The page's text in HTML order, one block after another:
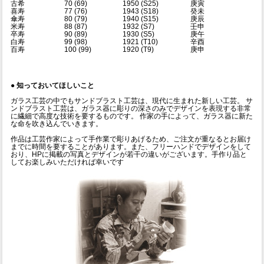
古希 70 (69) 1950 (S25)
庚寅
喜寿
77 (76) 1943 (S18)
癸未
傘寿
80 (79) 1940 (S15)
庚辰
米寿
88 (87) 1932 (S7)
壬申
卒寿
90 (89) 1930 (S5)
庚午
白寿
99 (98) 1921 (T10)
辛酉
百寿
100 (99) 1920 (T9) 庚申
● 知っておいてほしいこと
ガラス工芸の中でもサンドブラスト工芸は、現代に生まれた新しい工芸。 サ
ンドブラスト工芸は、ガラス器に彫りの深さのみでデザインを表現する非常
に繊細で高度な技術を要するものです。 作家の手によって、ガラス器に新た
な命を吹き込んでいきます。
作品は工芸作家によって手作業で彫りあげるため、ご注文が重なるとお届け
までに時間を要することがあります。また、フリーハンドでデザインをして
おり、HPに掲載の写真とデザインが若干の違いがございます。手作り品と
してお楽しみいただければ幸いです